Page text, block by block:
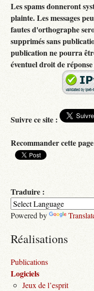
Les spams donneront
plainte. Les messages
fautes d'orthographe
supprimés sans
publication ne pourra
éventuel droit de
Suivre ce site :
Recommander cette
Traduire :
Powered by
Réalisations
Publications
Logiciels
Jeux de l’esprit